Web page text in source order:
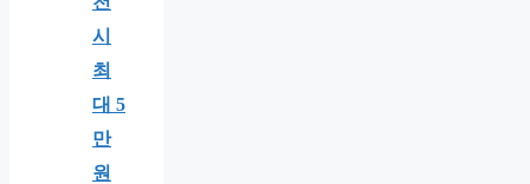
시
최
대 5
만
원